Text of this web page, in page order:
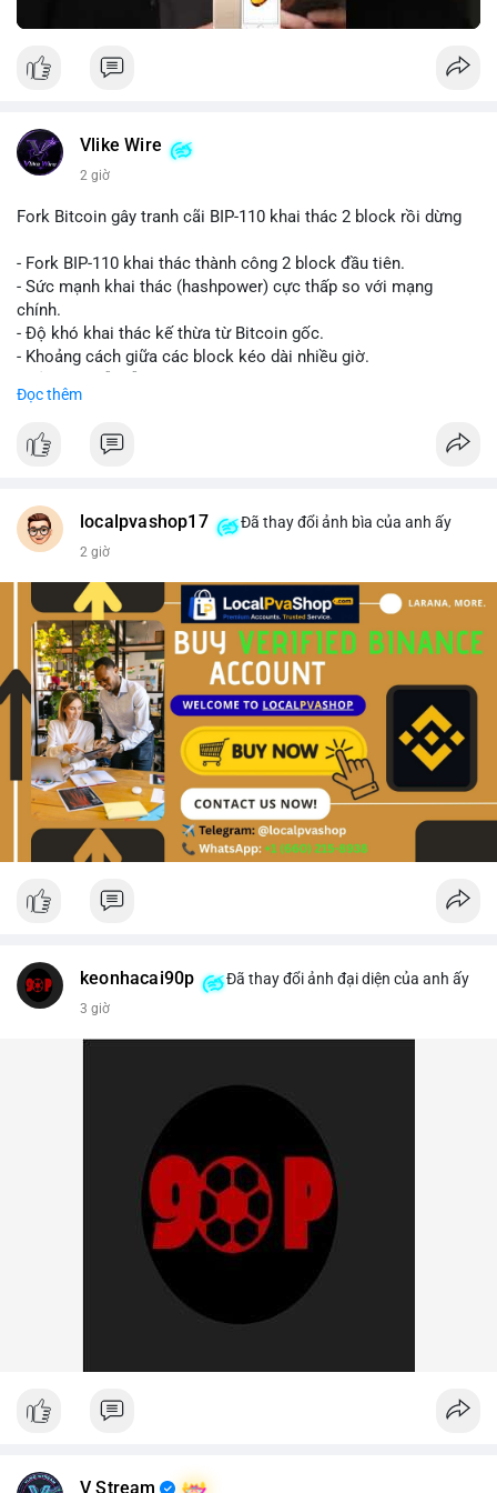
Vlike Wire
2 giờ
Fork Bitcoin gây tranh cãi BIP-110 khai thác 2 block rồi dừng
- Fork BIP-110 khai thác thành công 2 block đầu tiên.
- Sức mạnh khai thác (hashpower) cực thấp so với mạng
chính.
- Độ khó khai thác kế thừa từ Bitcoin gốc.
- Khoảng cách giữa các block kéo dài nhiều giờ.
#vlikevn #titanbot
Đọc thêm
localpvashop17 Đã thay đổi ảnh bìa của anh ấy
2 giờ
keonhacai90p Đã thay đổi ảnh đại diện của anh ấy
3 giờ
V Stream